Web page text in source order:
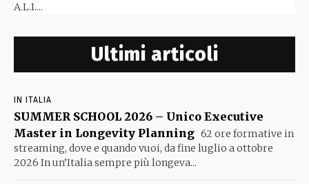
A.L.I....
Ultimi articoli
IN ITALIA
SUMMER SCHOOL 2026 – Unico Executive
Master in Longevity Planning 62 ore formative in
streaming, dove e quando vuoi, da fine luglio a ottobre
2026 In un’Italia sempre più longeva...